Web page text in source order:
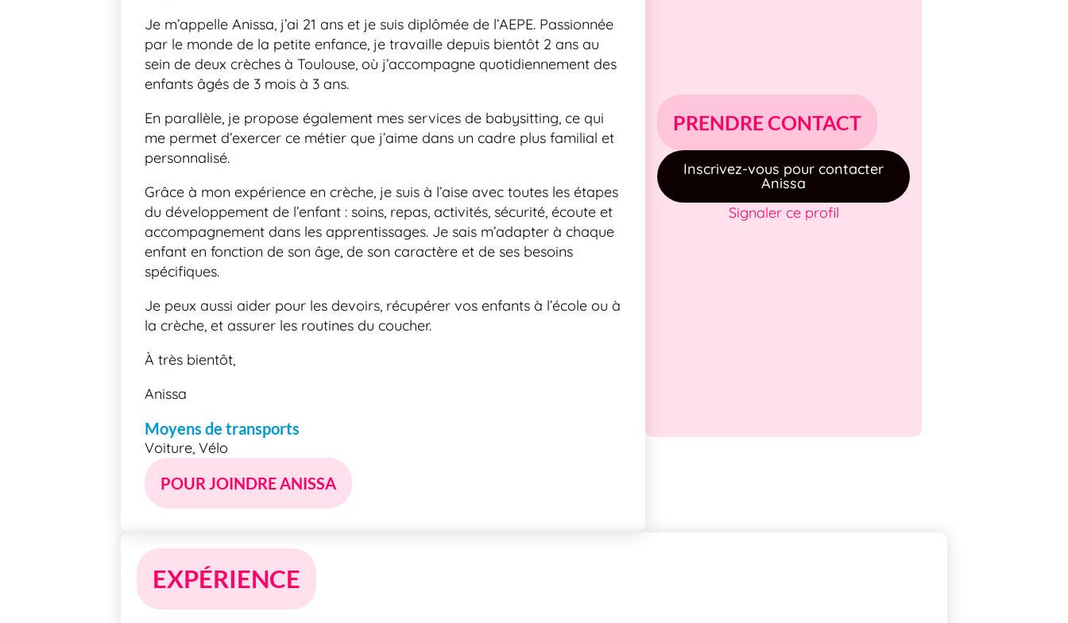
Je m’appelle Anissa, j’ai 21 ans et je suis diplômée de l’AEPE. Passionnée
par le monde de la petite enfance, je travaille depuis bientôt 2 ans au
sein de deux crèches à Toulouse, où j’accompagne quotidiennement des
enfants âgés de 3 mois à 3 ans.
En parallèle, je propose également mes services de babysitting, ce qui
me permet d’exercer ce métier que j’aime dans un cadre plus familial et
personnalisé.
Grâce à mon expérience en crèche, je suis à l’aise avec toutes les étapes
du développement de l’enfant : soins, repas, activités, sécurité, écoute et
accompagnement dans les apprentissages. Je sais m’adapter à chaque
enfant en fonction de son âge, de son caractère et de ses besoins
spécifiques.
Je peux aussi aider pour les devoirs, récupérer vos enfants à l’école ou à
la crèche, et assurer les routines du coucher.
À très bientôt,
Anissa
Moyens de transports
Voiture, Vélo
POUR JOINDRE ANISSA
PRENDRE CONTACT
Inscrivez-vous pour contacter
Anissa
Signaler ce profil
EXPÉRIENCE